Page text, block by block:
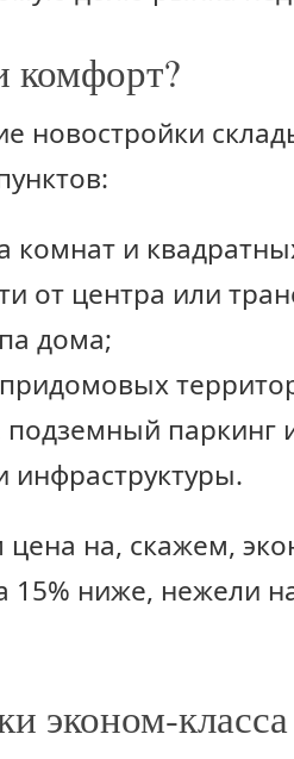
комфорт?
новостройки
комнат и
от центра или
дома;
паркинг
инфраструктуры.
цена на, скажем,
15% ниже, нежели
эконом-класса